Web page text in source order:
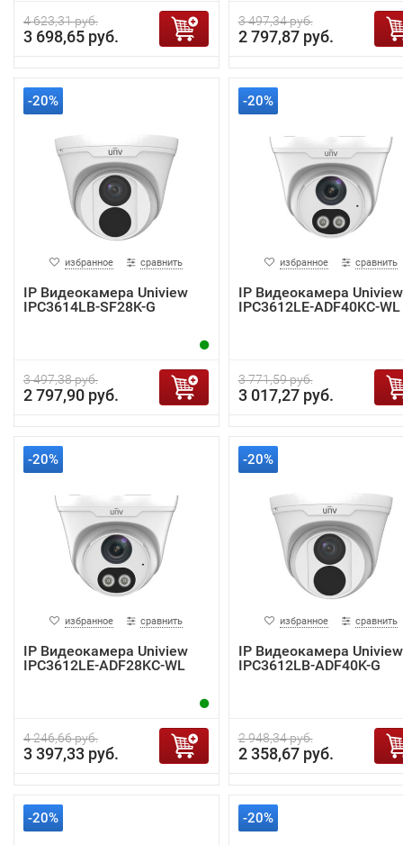
4 623,31 руб.
3 698,65 руб.
3 497,34 руб.
2 797,87 руб.
-20%
избранное сравнить
IP Видеокамера Uniview
IPC3614LB-SF28K-G
3 497,38 руб.
2 797,90 руб.
-20%
избранное сравнить
IP Видеокамера Uniview
IPC3612LE-ADF40KC-WL
3 771,59 руб.
3 017,27 руб.
-20%
избранное сравнить
IP Видеокамера Uniview
IPC3612LE-ADF28KC-WL
4 246,66 руб.
3 397,33 руб.
-20%
избранное сравнить
IP Видеокамера Uniview
IPC3612LB-ADF40K-G
2 948,34 руб.
2 358,67 руб.
-20% -20%